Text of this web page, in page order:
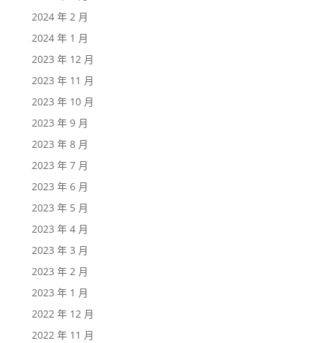
2024 年 2 月
2024 年 1 月
2023 年 12 月
2023 年 11 月
2023 年 10 月
2023 年 9 月
2023 年 8 月
2023 年 7 月
2023 年 6 月
2023 年 5 月
2023 年 4 月
2023 年 3 月
2023 年 2 月
2023 年 1 月
2022 年 12 月
2022 年 11 月